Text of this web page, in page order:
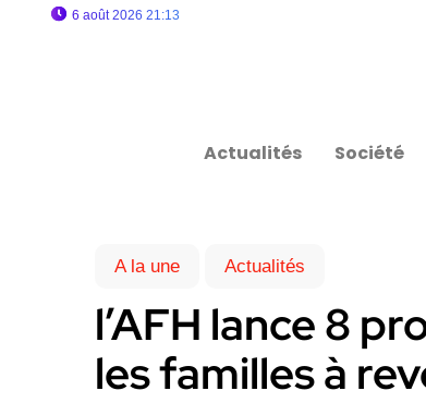
6 août 2026 21:13
Actualités Société
A la une Actualités
l’AFH lance 8
les familles à